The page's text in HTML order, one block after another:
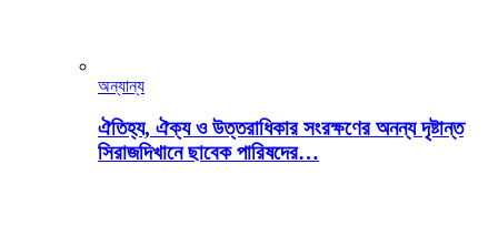
অন্যান্য
ঐতিহ্য, ঐক্য ও উত্তরাধিকার সংরক্ষণের অনন্য দৃষ্টান্ত
সিরাজদিখানে ছাবেক পারিষদের…